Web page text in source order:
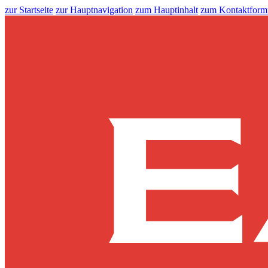
zur Startseite zur Hauptnavigation zum Hauptinhalt zum